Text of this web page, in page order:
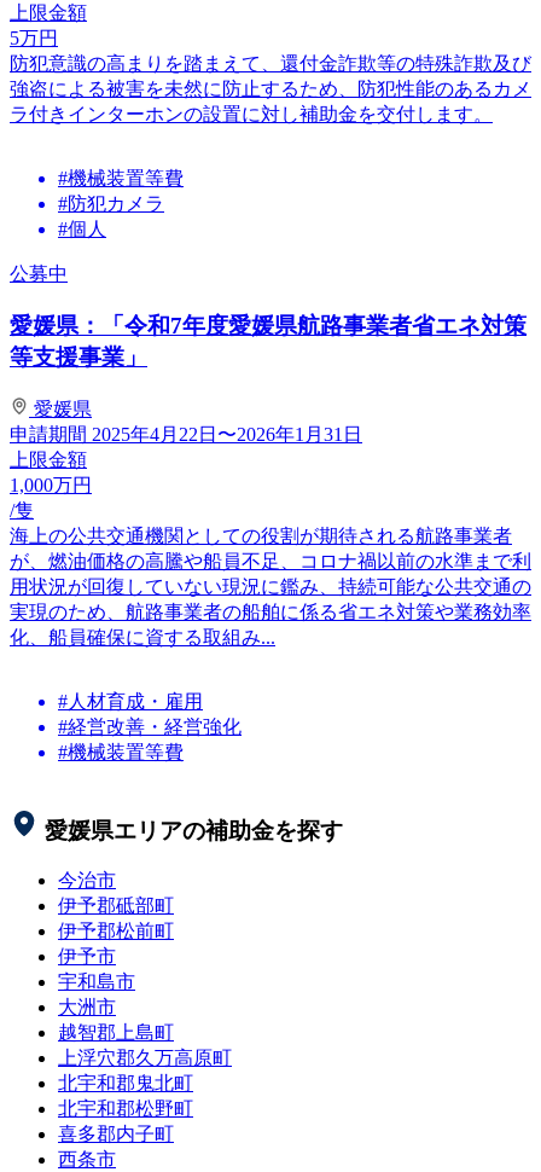
上限金額
5万円
防犯意識の高まりを踏まえて、還付金詐欺等の特殊詐欺及び
強盗による被害を未然に防止するため、防犯性能のあるカメ
ラ付きインターホンの設置に対し補助金を交付します。
#機械装置等費
#防犯カメラ
#個人
公募中
愛媛県：「令和7年度愛媛県航路事業者省エネ対策
等支援事業」
愛媛県
申請期間 2025年4月22日〜2026年1月31日
上限金額
1,000万円
/隻
海上の公共交通機関としての役割が期待される航路事業者
が、燃油価格の高騰や船員不足、コロナ禍以前の水準まで利
用状況が回復していない現況に鑑み、持続可能な公共交通の
実現のため、航路事業者の船舶に係る省エネ対策や業務効率
化、船員確保に資する取組み...
#人材育成・雇用
#経営改善・経営強化
#機械装置等費
愛媛県エリアの補助金を探す
今治市
伊予郡砥部町
伊予郡松前町
伊予市
宇和島市
大洲市
越智郡上島町
上浮穴郡久万高原町
北宇和郡鬼北町
北宇和郡松野町
喜多郡内子町
西条市